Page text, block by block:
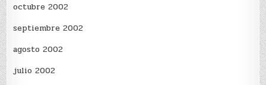
octubre 2002
septiembre 2002
agosto 2002
julio 2002